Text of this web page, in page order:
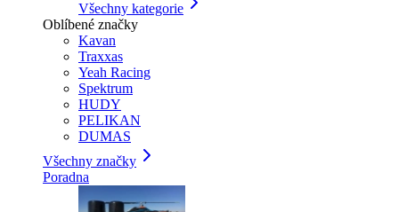
Všechny kategorie
Oblíbené značky
Kavan
Traxxas
Yeah Racing
Spektrum
HUDY
PELIKAN
DUMAS
Všechny značky
Poradna